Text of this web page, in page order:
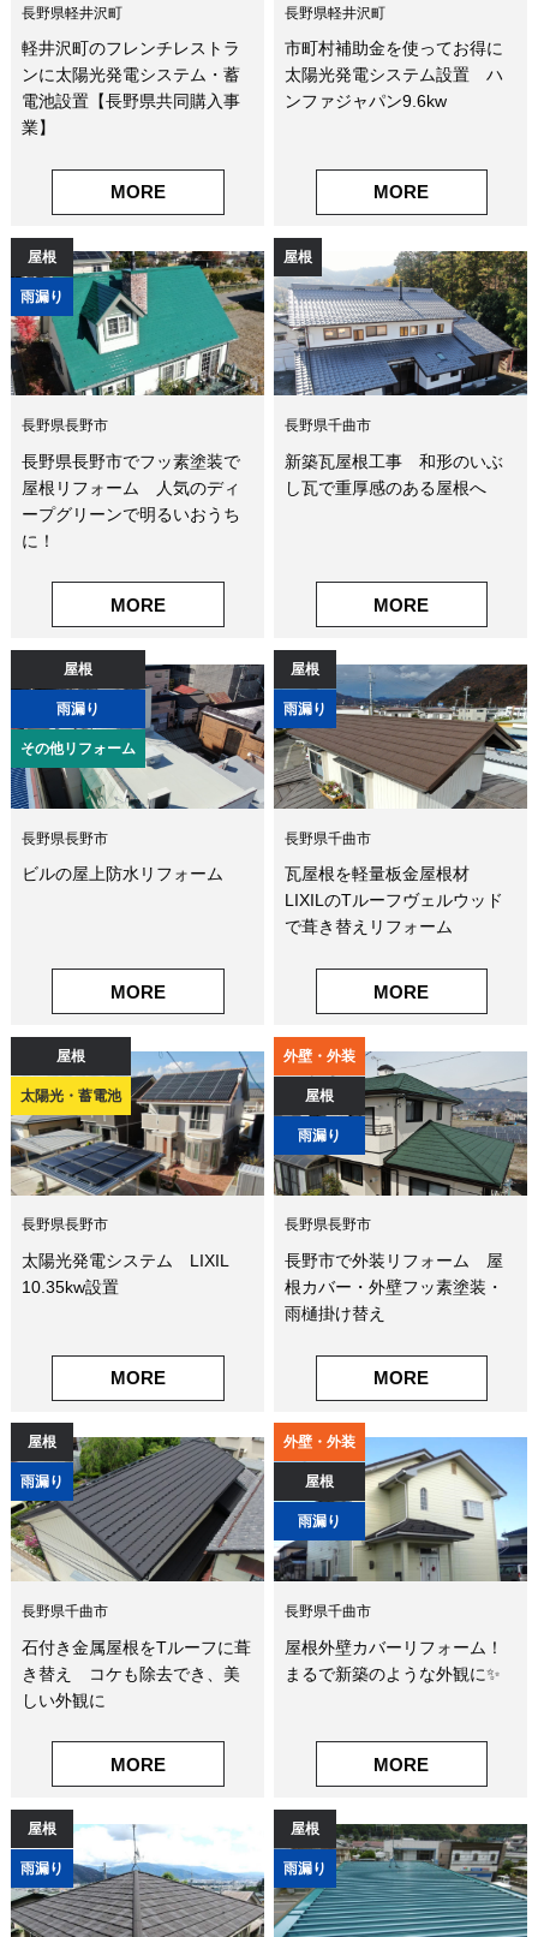
長野県軽井沢町
軽井沢町のフレンチレストラ
ンに太陽光発電システム・蓄
電池設置【長野県共同購入事
業】
MORE
長野県軽井沢町
市町村補助金を使ってお得に
太陽光発電システム設置 ハ
ンファジャパン9.6kw
MORE
屋根
雨漏り
長野県長野市
長野県長野市でフッ素塗装で
屋根リフォーム 人気のディ
ープグリーンで明るいおうち
に！
MORE
屋根
長野県千曲市
新築瓦屋根工事 和形のいぶ
し瓦で重厚感のある屋根へ
MORE
屋根
雨漏り
その他リフォーム
長野県長野市
ビルの屋上防水リフォーム
MORE
屋根
雨漏り
長野県千曲市
瓦屋根を軽量板金屋根材
LIXILのTルーフヴェルウッド
で葺き替えリフォーム
MORE
屋根
太陽光・蓄電池
長野県長野市
太陽光発電システム LIXIL
10.35kw設置
MORE
外壁・外装
屋根
雨漏り
長野県長野市
長野市で外装リフォーム 屋
根カバー・外壁フッ素塗装・
雨樋掛け替え
MORE
屋根
雨漏り
長野県千曲市
石付き金属屋根をTルーフに葺
き替え コケも除去でき、美
しい外観に
MORE
外壁・外装
屋根
雨漏り
長野県千曲市
屋根外壁カバーリフォーム！
まるで新築のような外観に✨
MORE
屋根
雨漏り
屋根
雨漏り